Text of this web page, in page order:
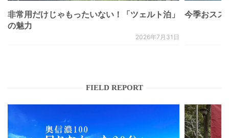
非常用だけじゃもったいない！「ツェルト泊」
の魅力
2026年7月31日
今季おスス
FIELD REPORT